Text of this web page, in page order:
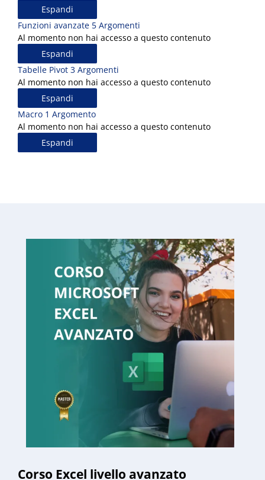
Espandi
Funzioni avanzate 5 Argomenti
Al momento non hai accesso a questo contenuto
Espandi
Tabelle Pivot 3 Argomenti
Al momento non hai accesso a questo contenuto
Espandi
Macro 1 Argomento
Al momento non hai accesso a questo contenuto
Espandi
Corso Excel livello avanzato